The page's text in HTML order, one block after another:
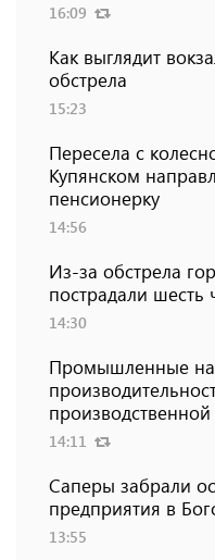
16:09
Как выглядит
обстрела
15:23
Пересела с
Купянском
пенсионерку
14:56
Из-за обстрела
пострадали шесть
14:30
Промышленные
14:11
Саперы забрали
предприятия в
13:55